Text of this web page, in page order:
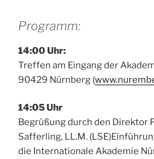
Programm:
14:00 Uhr:
Treffen am Eingang der
90429 Nürnberg (
14:05 Uhr
Begrüßung durch den Direktor
Safferling, LL.M.
die Internationale Akademie